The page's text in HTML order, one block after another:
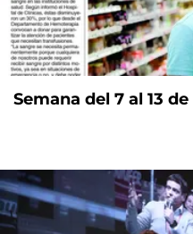
Semana del 7 al 13